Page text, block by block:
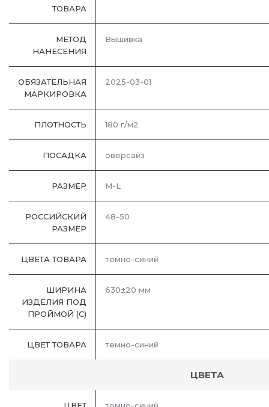
ТОВАРА
МЕТОД
НАНЕСЕНИЯ
Вышивка
ОБЯЗАТЕЛЬНАЯ
МАРКИРОВКА
2025-03-01
ПЛОТНОСТЬ 180 г/м2
ПОСАДКА оверсайз
РАЗМЕР M-L
РОССИЙСКИЙ
РАЗМЕР
48-50
ЦВЕТА ТОВАРА темно-синий
ШИРИНА
ИЗДЕЛИЯ ПОД
ПРОЙМОЙ (С)
630±20 мм
ЦВЕТ ТОВАРА темно-синий
ЦВЕТА